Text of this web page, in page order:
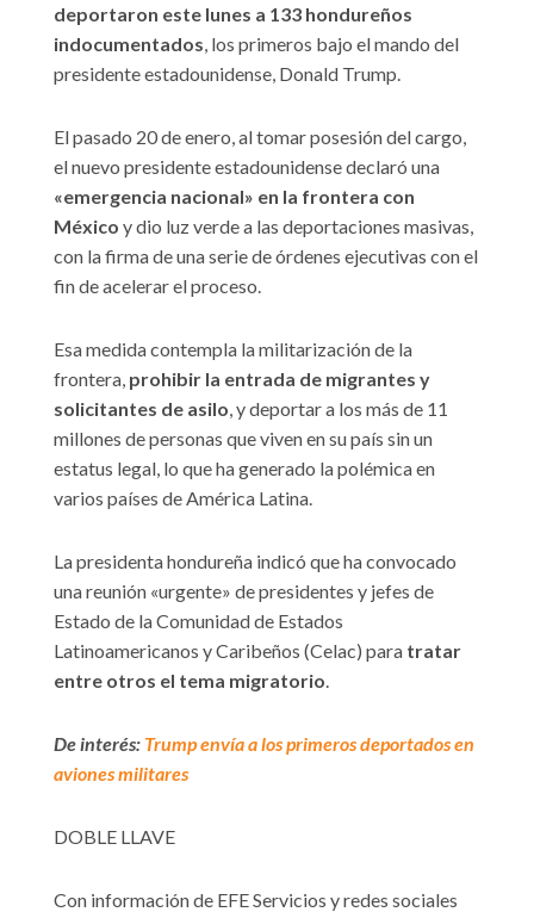
deportaron este lunes a 133 hondureños
indocumentados, los primeros bajo el mando del
presidente estadounidense, Donald Trump.
El pasado 20 de enero, al tomar posesión del cargo,
el nuevo presidente estadounidense declaró una
«emergencia nacional» en la frontera con
México y dio luz verde a las deportaciones masivas,
con la firma de una serie de órdenes ejecutivas con el
fin de acelerar el proceso.
Esa medida contempla la militarización de la
frontera, prohibir la entrada de migrantes y
solicitantes de asilo, y deportar a los más de 11
millones de personas que viven en su país sin un
estatus legal, lo que ha generado la polémica en
varios países de América Latina.
La presidenta hondureña indicó que ha convocado
una reunión «urgente» de presidentes y jefes de
Estado de la Comunidad de Estados
Latinoamericanos y Caribeños (Celac) para tratar
entre otros el tema migratorio.
De interés: Trump envía a los primeros deportados en
aviones militares
DOBLE LLAVE
Con información de EFE Servicios y redes sociales